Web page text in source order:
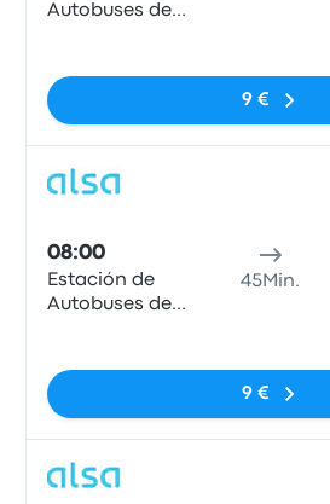
Autobuses de
9 €
08:00
Estación de
Autobuses de
45Min.
9 €